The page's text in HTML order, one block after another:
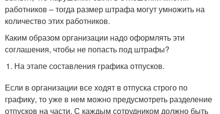
работников – тогда размер штрафа могут умножить на
количество этих работников.
Каким образом организации надо оформлять эти
соглашения, чтобы не попасть под штрафы?
На этапе составления графика отпусков.
Если в организации все ходят в отпуска строго по
графику, то уже в нем можно предусмотреть разделение
отпусков на части. С каждым сотрудником должно быть